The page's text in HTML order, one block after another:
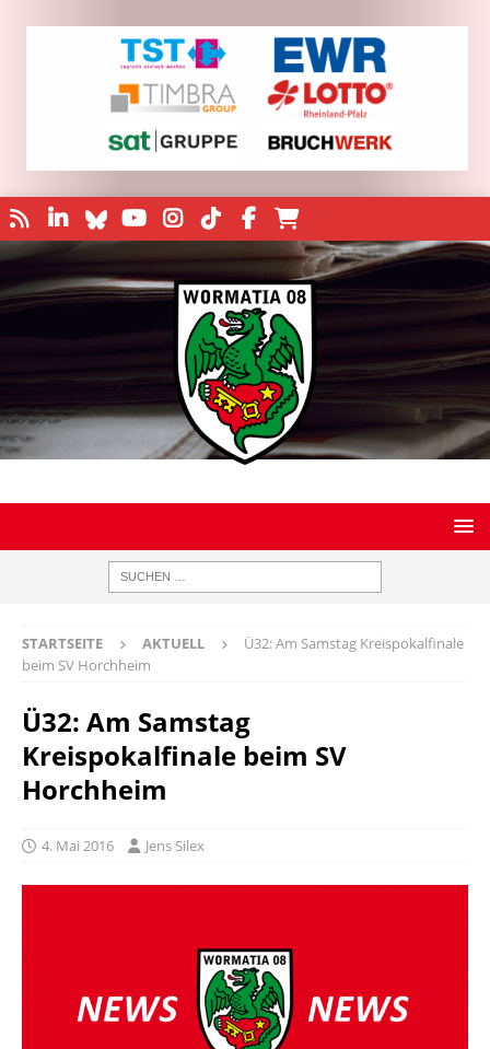
STARTSEITE AKTUELL
Ü32: Am Samstag Kreispokalfinale
beim SV Horchheim
Ü32: Am Samstag
Kreispokalfinale beim SV
Horchheim
4. Mai 2016 Jens Silex